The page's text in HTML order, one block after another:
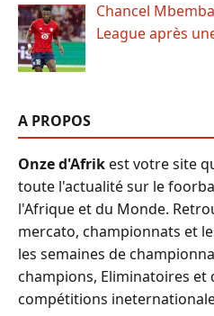
Chancel
League après
A PROPOS
Onze d'Afrikest votre site
toute l'actualité sur le
l'Afrique et du Monde.
mercato, championnats et
les semaines de
champions, Eliminatoires et
compétitions